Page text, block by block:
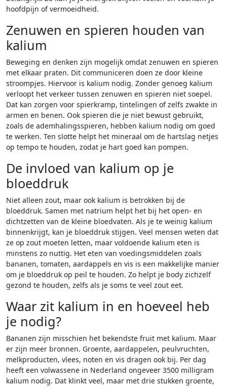
hoofdpijn of vermoeidheid.
Zenuwen en spieren houden van
kalium
Beweging en denken zijn mogelijk omdat zenuwen en spieren
met elkaar praten. Dit communiceren doen ze door kleine
stroompjes. Hiervoor is kalium nodig. Zonder genoeg kalium
verloopt het verkeer tussen zenuwen en spieren niet soepel.
Dat kan zorgen voor spierkramp, tintelingen of zelfs zwakte in
armen en benen. Ook spieren die je niet bewust gebruikt,
zoals de ademhalingsspieren, hebben kalium nodig om goed
te werken. Ten slotte helpt het mineraal om de hartslag netjes
op tempo te houden, zodat je hart goed kan pompen.
De invloed van kalium op je
bloeddruk
Niet alleen zout, maar ook kalium is betrokken bij de
bloeddruk. Samen met natrium helpt het bij het open- en
dichtzetten van de kleine bloedvaten. Als je te weinig kalium
binnenkrijgt, kan je bloeddruk stijgen. Veel mensen weten dat
ze op zout moeten letten, maar voldoende kalium eten is
minstens zo nuttig. Het eten van voedingsmiddelen zoals
bananen, tomaten, aardappels en vis is een makkelijke manier
om je bloeddruk op peil te houden. Zo helpt je body zichzelf
gezond te houden, zelfs als je soms te veel zout eet.
Waar zit kalium in en hoeveel heb
je nodig?
Bananen zijn misschien het bekendste fruit met kalium. Maar
er zijn meer bronnen. Groente, aardappelen, peulvruchten,
melkproducten, vlees, noten en vis dragen ook bij. Per dag
heeft een volwassene in Nederland ongeveer 3500 milligram
kalium nodig. Dat klinkt veel, maar met drie stukken groente,